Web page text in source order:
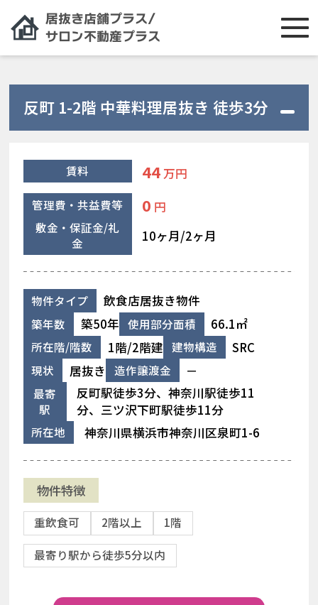
反町 1-2階 中華料理居抜き 徒歩3分
賃料 44 万円
管理費・共益費等 0 円
敷金・保証金/礼
金
10ヶ月/2ヶ月
物件タイプ 飲食店居抜き物件
築年数 築50年 使用部分面積 66.1㎡
所在階/階数 1階/2階建 建物構造 SRC
現状 居抜き 造作譲渡金 －
最寄
駅
反町駅徒歩3分、神奈川駅徒歩11
分、三ツ沢下町駅徒歩11分
所在地 神奈川県横浜市神奈川区泉町1-6
物件特徴
重飲食可 2階以上 1階
最寄り駅から徒歩5分以内